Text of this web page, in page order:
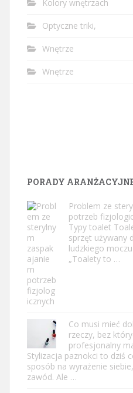
Kolory wnętrzach
Optyczne triki,
Wnętrze
Wnętrze
PORADY
Problem ze
potrzeb
Typy toalet
sprzęt używany
ludzkiego moczu
„Toalety to …
Co musi mieć
rzeczy, bez
profesjonalny
Stylizacja paznokci to dziś
sposób na wyrażenie
zawód. Ale …